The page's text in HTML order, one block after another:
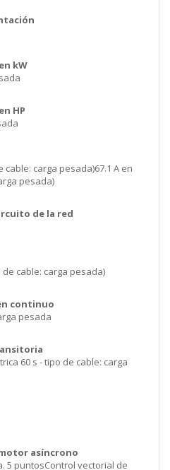
kW
HP
cable: carga pesada)67.1 A en
pesada)
de la red
de cable: carga pesada)
continuo
pesada
60 s - tipo de cable: carga
asíncrono
5 puntosControl vectorial de